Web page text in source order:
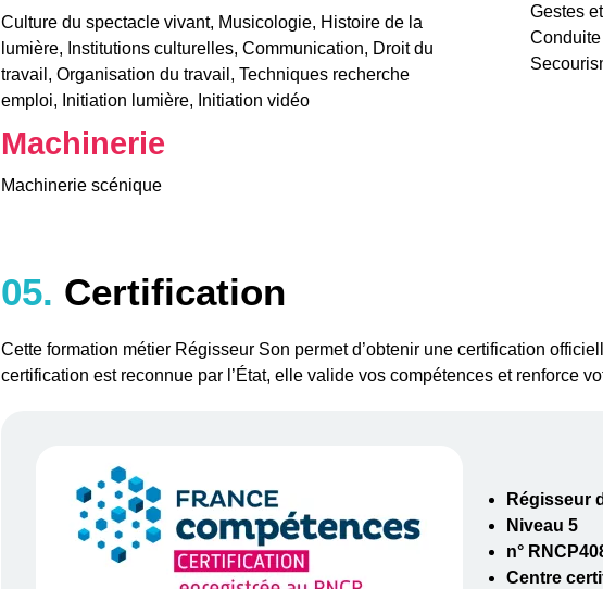
Culture du spectacle vivant, Musicologie, Histoire de la
lumière, Institutions culturelles, Communication, Droit du
travail, Organisation du travail, Techniques recherche
emploi, Initiation lumière, Initiation vidéo
Machinerie
Machinerie scénique
Gestes
05. Certification
Cette formation métier Régisseur Son permet d’obtenir une certification
certification est reconnue par l’État, elle valide vos compétences et renforce
Régisseur
Niveau 5
n°
Centre